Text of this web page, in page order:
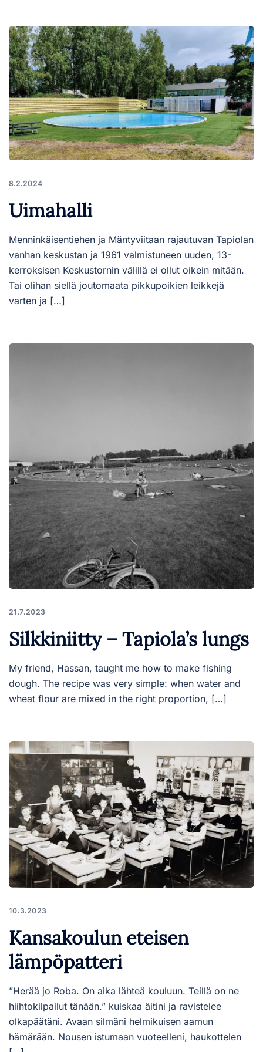
8.2.2024
Uimahalli
Menninkäisentiehen ja Mäntyviitaan rajautuvan Tapiolan
vanhan keskustan ja 1961 valmistuneen uuden, 13-
kerroksisen Keskustornin välillä ei ollut oikein mitään.
Tai olihan siellä joutomaata pikkupoikien leikkejä
varten ja […]
21.7.2023
Silkkiniitty – Tapiola’s lungs
My friend, Hassan, taught me how to make fishing
dough. The recipe was very simple: when water and
wheat flour are mixed in the right proportion, […]
10.3.2023
Kansakoulun eteisen
lämpöpatteri
”Herää jo Roba. On aika lähteä kouluun. Teillä on ne
hiihtokilpailut tänään.” kuiskaa äitini ja ravistelee
olkapäätäni. Avaan silmäni helmikuisen aamun
hämärään. Nousen istumaan vuoteelleni, haukottelen